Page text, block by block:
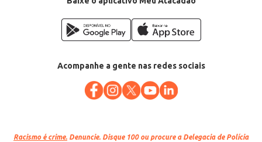
Acompanhe a gente nas redes sociais
Racismo é crime. Denuncie. Disque 100 ou procure a Delegacia de Polícia